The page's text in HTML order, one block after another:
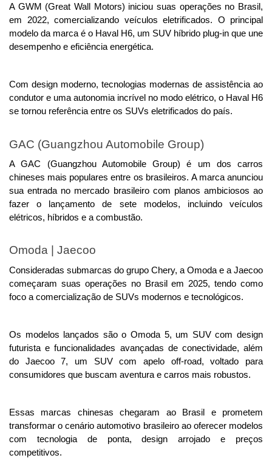
A GWM (Great Wall Motors) iniciou suas operações no Brasil,
em 2022, comercializando veículos eletrificados. O principal
modelo da marca é o Haval H6, um SUV híbrido plug-in que une
desempenho e eficiência energética.
Com design moderno, tecnologias modernas de assistência ao
condutor e uma autonomia incrível no modo elétrico, o Haval H6
se tornou referência entre os SUVs eletrificados do país.
GAC (Guangzhou Automobile Group)
A GAC (Guangzhou Automobile Group) é um dos carros
chineses mais populares entre os brasileiros. A marca anunciou
sua entrada no mercado brasileiro com planos ambiciosos ao
fazer o lançamento de sete modelos, incluindo veículos
elétricos, híbridos e a combustão.
Omoda | Jaecoo
Consideradas submarcas do grupo Chery, a Omoda e a Jaecoo
começaram suas operações no Brasil em 2025, tendo como
foco a comercialização de SUVs modernos e tecnológicos.
Os modelos lançados são o Omoda 5, um SUV com design
futurista e funcionalidades avançadas de conectividade, além
do Jaecoo 7, um SUV com apelo off-road, voltado para
consumidores que buscam aventura e carros mais robustos.
Essas marcas chinesas chegaram ao Brasil e prometem
transformar o cenário automotivo brasileiro ao oferecer modelos
com tecnologia de ponta, design arrojado e preços
competitivos.